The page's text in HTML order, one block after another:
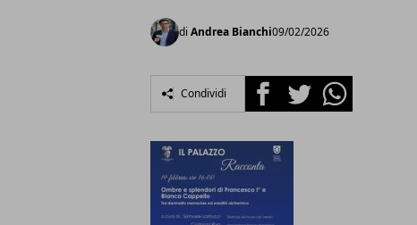
di Andrea Bianchi09/02/2026
Condividi FacebookTwitterWhatsapp